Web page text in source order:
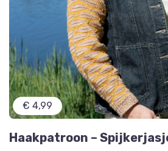
€ 4,99
Haakpatroon –